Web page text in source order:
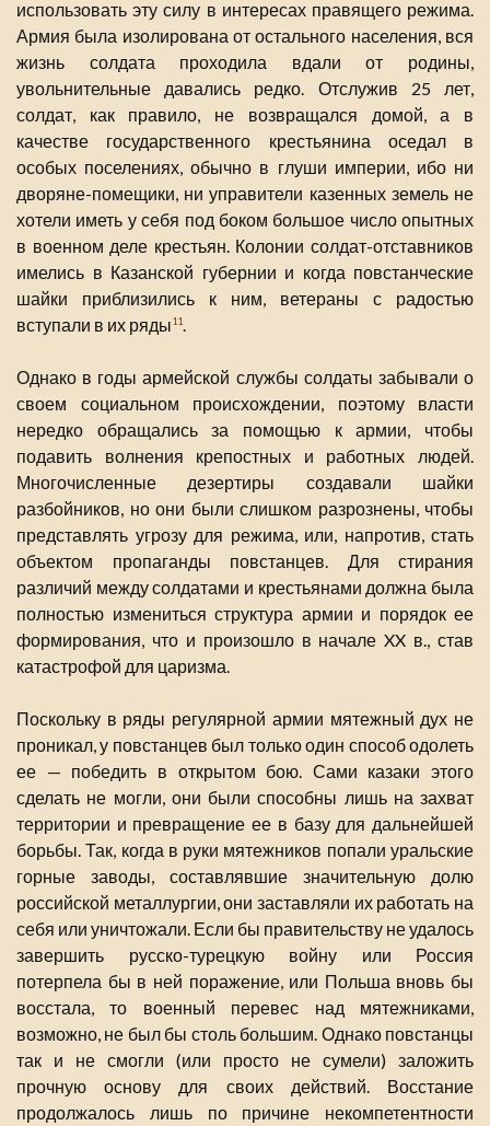
использовать эту силу в интересах правящего режима.
Армия была изолирована от остального населения, вся
жизнь солдата проходила вдали от родины,
увольнительные давались редко. Отслужив 25 лет,
солдат, как правило, не возвращался домой, а в
качестве государственного крестьянина оседал в
особых поселениях, обычно в глуши империи, ибо ни
дворяне-помещики, ни управители казенных земель не
хотели иметь у себя под боком большое число опытных
в военном деле крестьян. Колонии солдат-отставников
имелись в Казанской губернии и когда повстанческие
шайки приблизились к ним, ветераны с радостью
вступали в их ряды11.
Однако в годы армейской службы солдаты забывали о
своем социальном происхождении, поэтому власти
нередко обращались за помощью к армии, чтобы
подавить волнения крепостных и работных людей.
Многочисленные дезертиры создавали шайки
разбойников, но они были слишком разрознены, чтобы
представлять угрозу для режима, или, напротив, стать
объектом пропаганды повстанцев. Для стирания
различий между солдатами и крестьянами должна была
полностью измениться структура армии и порядок ее
формирования, что и произошло в начале XX в., став
катастрофой для царизма.
Поскольку в ряды регулярной армии мятежный дух не
проникал, у повстанцев был только один способ одолеть
ее — победить в открытом бою. Сами казаки этого
сделать не могли, они были способны лишь на захват
территории и превращение ее в базу для дальнейшей
борьбы. Так, когда в руки мятежников попали уральские
горные заводы, составлявшие значительную долю
российской металлургии, они заставляли их работать на
себя или уничтожали. Если бы правительству не удалось
завершить русско-турецкую войну или Россия
потерпела бы в ней поражение, или Польша вновь бы
восстала, то военный перевес над мятежниками,
возможно, не был бы столь большим. Однако повстанцы
так и не смогли (или просто не сумели) заложить
прочную основу для своих действий. Восстание
продолжалось лишь по причине некомпетентности